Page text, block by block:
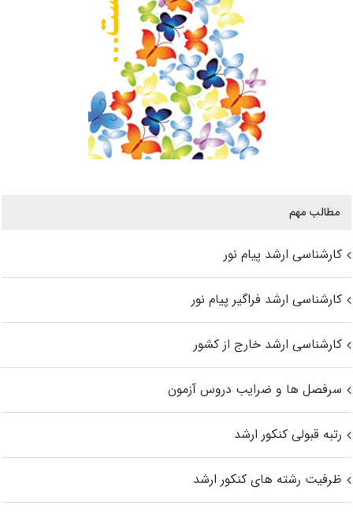
مطالب مهم
کارشناسی ارشد پیام نور
کارشناسی ارشد فراگیر پیام نور
کارشناسی ارشد خارج از کشور
سرفصل ها و ضرایب دروس آزمون
رتبه قبولی کنکور ارشد
ظرفیت رشته های کنکور ارشد